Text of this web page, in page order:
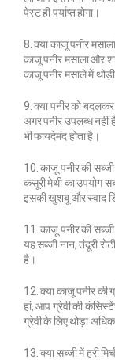
पेस्ट ही पर्याप्त होगा।
8. क्या काजू पनीर
काजू पनीर मसाला और
काजू पनीर मसाले में
9. क्या पनीर को
अगर पनीर उपलब्ध नहीं
भी फायदेमंद होता है।
10. काजू पनीर की सब्जी
कसूरी मेथी का उपयोग
इसकी खुशबू और स्वाद
11. काजू पनीर की
यह सब्जी नान, तंदूरी
है।
12. क्या काजू पनीर की
हां, आप ग्रेवी की
ग्रेवी के लिए थोड़ा अधिक
13. क्या सब्जी में हरी